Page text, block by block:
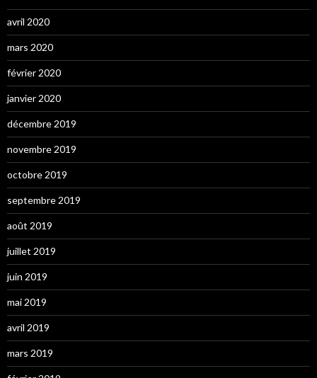
avril 2020
mars 2020
février 2020
janvier 2020
décembre 2019
novembre 2019
octobre 2019
septembre 2019
août 2019
juillet 2019
juin 2019
mai 2019
avril 2019
mars 2019